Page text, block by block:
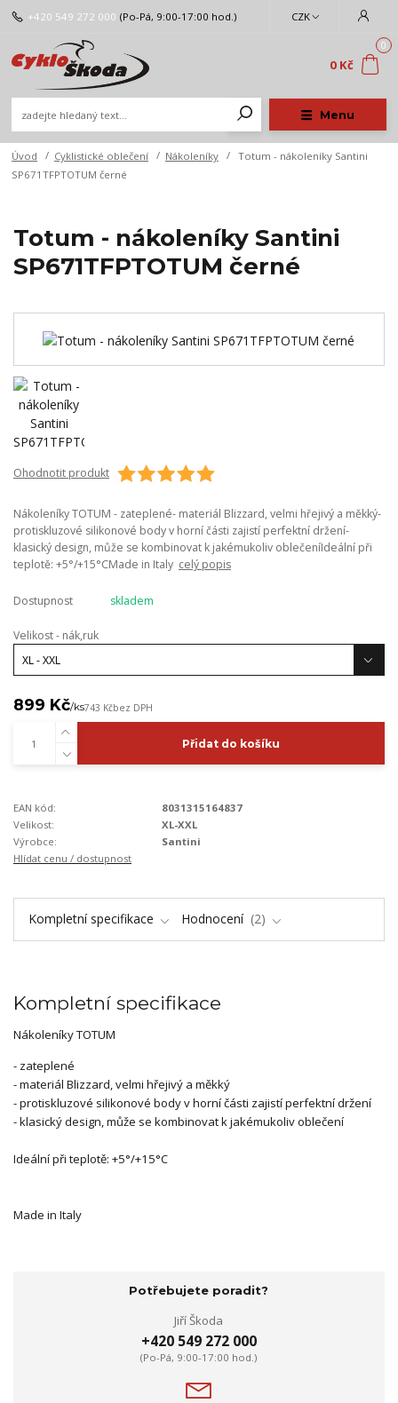
Menu
CZK
+420 549 272 000 (Po-Pá, 9:00-17:00 hod.)
0
0 Kč
Úvod Cyklistické oblečení Nákoleníky
Totum - nákoleníky Santini
SP671TFPTOTUM černé
Totum - nákoleníky Santini
SP671TFPTOTUM černé
Ohodnotit produkt
Nákoleníky TOTUM - zateplené- materiál Blizzard, velmi hřejivý a měkký-
protiskluzové silikonové body v horní části zajistí perfektní držení-
klasický design, může se kombinovat k jakémukoliv oblečeníIdeální při
teplotě: +5°/+15°CMade in Italy celý popis
Dostupnost skladem
Velikost - nák,ruk
899 Kč/ks743 Kčbez DPH
Přidat do košíku
EAN kód:
8031315164837
Velikost:
XL-XXL
Výrobce:
Santini
Hlídat cenu / dostupnost
Kompletní specifikace Hodnocení 2
Kompletní specifikace
Nákoleníky TOTUM
- zateplené
- materiál Blizzard, velmi hřejivý a měkký
- protiskluzové silikonové body v horní části zajistí perfektní držení
- klasický design, může se kombinovat k jakémukoliv oblečení
Ideální při teplotě: +5°/+15°C
Made in Italy
Potřebujete poradit?
Jiří Škoda
+420 549 272 000
(Po-Pá, 9:00-17:00 hod.)